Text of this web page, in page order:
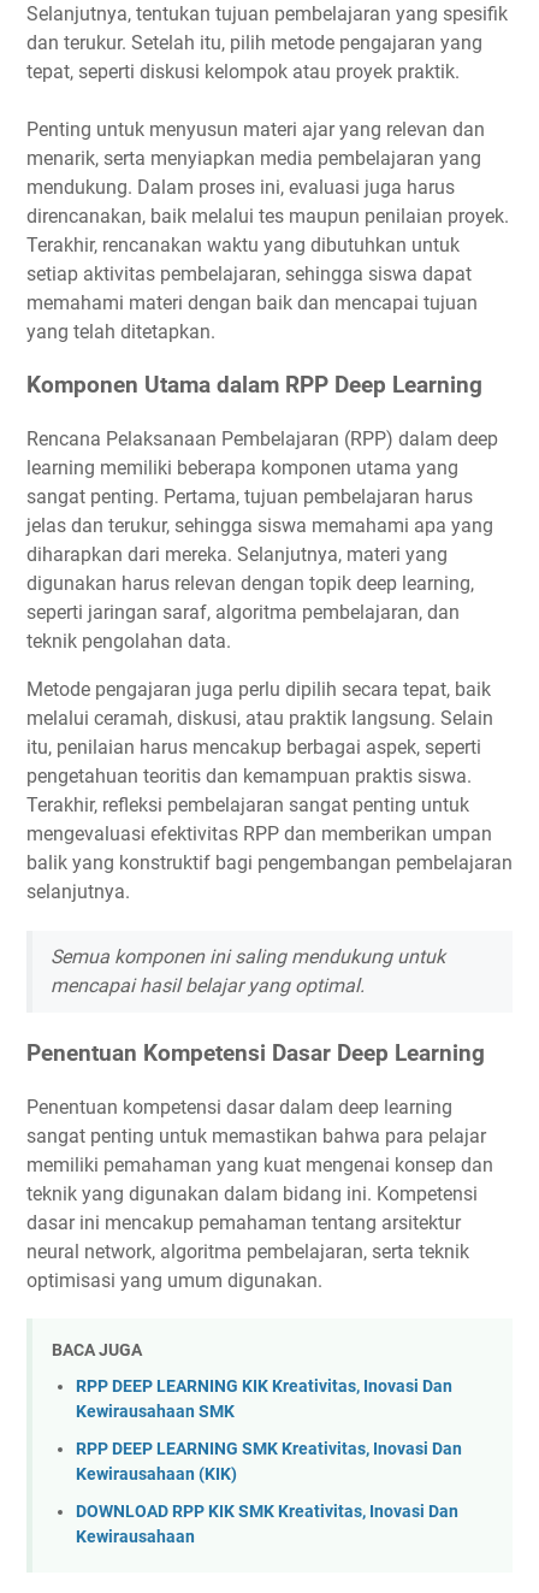
Selanjutnya, tentukan tujuan pembelajaran yang spesifik
dan terukur. Setelah itu, pilih metode pengajaran yang
tepat, seperti diskusi kelompok atau proyek praktik.
Penting untuk menyusun materi ajar yang relevan dan
menarik, serta menyiapkan media pembelajaran yang
mendukung. Dalam proses ini, evaluasi juga harus
direncanakan, baik melalui tes maupun penilaian proyek.
Terakhir, rencanakan waktu yang dibutuhkan untuk
setiap aktivitas pembelajaran, sehingga siswa dapat
memahami materi dengan baik dan mencapai tujuan
yang telah ditetapkan.
Komponen Utama dalam RPP Deep Learning
Rencana Pelaksanaan Pembelajaran (RPP) dalam deep
learning memiliki beberapa komponen utama yang
sangat penting. Pertama, tujuan pembelajaran harus
jelas dan terukur, sehingga siswa memahami apa yang
diharapkan dari mereka. Selanjutnya, materi yang
digunakan harus relevan dengan topik deep learning,
seperti jaringan saraf, algoritma pembelajaran, dan
teknik pengolahan data.
Metode pengajaran juga perlu dipilih secara tepat, baik
melalui ceramah, diskusi, atau praktik langsung. Selain
itu, penilaian harus mencakup berbagai aspek, seperti
pengetahuan teoritis dan kemampuan praktis siswa.
Terakhir, refleksi pembelajaran sangat penting untuk
mengevaluasi efektivitas RPP dan memberikan umpan
balik yang konstruktif bagi pengembangan pembelajaran
selanjutnya.
Semua komponen ini saling mendukung untuk
mencapai hasil belajar yang optimal.
Penentuan Kompetensi Dasar Deep Learning
Penentuan kompetensi dasar dalam deep learning
sangat penting untuk memastikan bahwa para pelajar
memiliki pemahaman yang kuat mengenai konsep dan
teknik yang digunakan dalam bidang ini. Kompetensi
dasar ini mencakup pemahaman tentang arsitektur
neural network, algoritma pembelajaran, serta teknik
optimisasi yang umum digunakan.
BACA JUGA
RPP DEEP LEARNING KIK Kreativitas, Inovasi Dan
Kewirausahaan SMK
RPP DEEP LEARNING SMK Kreativitas, Inovasi Dan
Kewirausahaan (KIK)
DOWNLOAD RPP KIK SMK Kreativitas, Inovasi Dan
Kewirausahaan